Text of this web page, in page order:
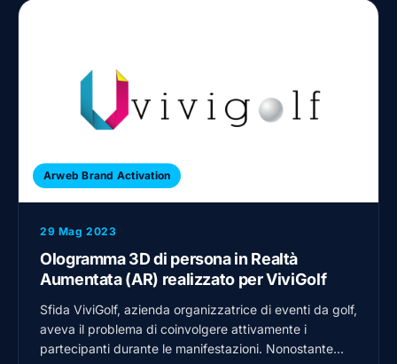
Arweb Brand Activation
29 Mag 2023
Ologramma 3D di persona in Realtà
Aumentata (AR) realizzato per ViviGolf
Sfida ViviGolf, azienda organizzatrice di eventi da golf,
aveva il problema di coinvolgere attivamente i
partecipanti durante le manifestazioni. Nonostante